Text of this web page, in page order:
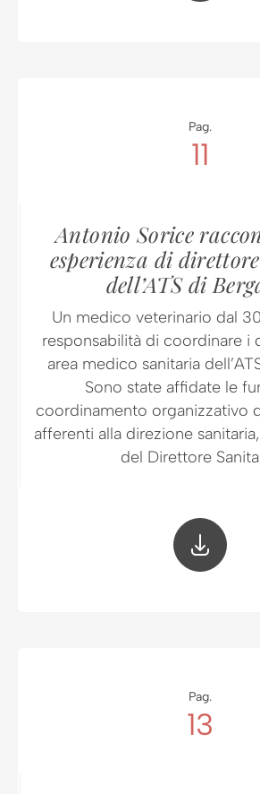
Pag.
11
Antonio Sorice
esperienza di
dell’ATS di
Un medico veterinario dal
responsabilità di coordinare i
area medico sanitaria
Sono state affidate le
coordinamento organizzativo
afferenti alla direzione
del Direttore
Pag.
13